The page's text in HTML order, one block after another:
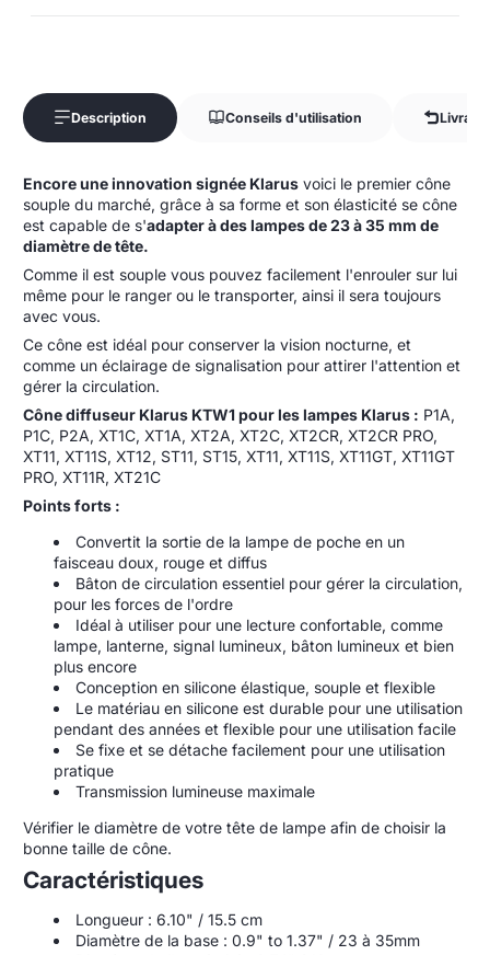
Description Conseils d'utilisation
Encore une innovation signée Klarus voici le premier cône
souple du marché, grâce à sa forme et son élasticité se cône
est capable de s'adapter à des lampes de 23 à 35 mm de
diamètre de tête.
Comme il est souple vous pouvez facilement l'enrouler sur lui
même pour le ranger ou le transporter, ainsi il sera toujours
avec vous.
Ce cône est idéal pour conserver la vision nocturne, et
comme un éclairage de signalisation pour attirer l'attention et
gérer la circulation.
Cône diffuseur Klarus KTW1 pour les lampes Klarus : P1A,
P1C, P2A, XT1C, XT1A, XT2A, XT2C, XT2CR, XT2CR PRO,
XT11, XT11S, XT12, ST11, ST15, XT11, XT11S, XT11GT, XT11GT
PRO, XT11R, XT21C
Points forts :
Convertit la sortie de la lampe de poche en un
faisceau doux, rouge et diffus
Bâton de circulation essentiel pour gérer la circulation,
pour les forces de l'ordre
Idéal à utiliser pour une lecture confortable, comme
lampe, lanterne, signal lumineux, bâton lumineux et bien
plus encore
Conception en silicone élastique, souple et flexible
Le matériau en silicone est durable pour une utilisation
pendant des années et flexible pour une utilisation facile
Se fixe et se détache facilement pour une utilisation
pratique
Transmission lumineuse maximale
Vérifier le diamètre de votre tête de lampe afin de choisir la
bonne taille de cône.
Caractéristiques
Longueur : 6.10" / 15.5 cm
Diamètre de la base : 0.9" to 1.37" / 23 à 35mm